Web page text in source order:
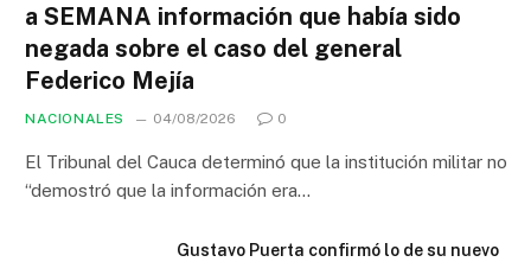
a SEMANA información que había sido
negada sobre el caso del general
Federico Mejía
NACIONALES 04/08/2026 0
El Tribunal del Cauca determinó que la institución militar no
“demostró que la información era…
Gustavo Puerta confirmó lo de su nuevo